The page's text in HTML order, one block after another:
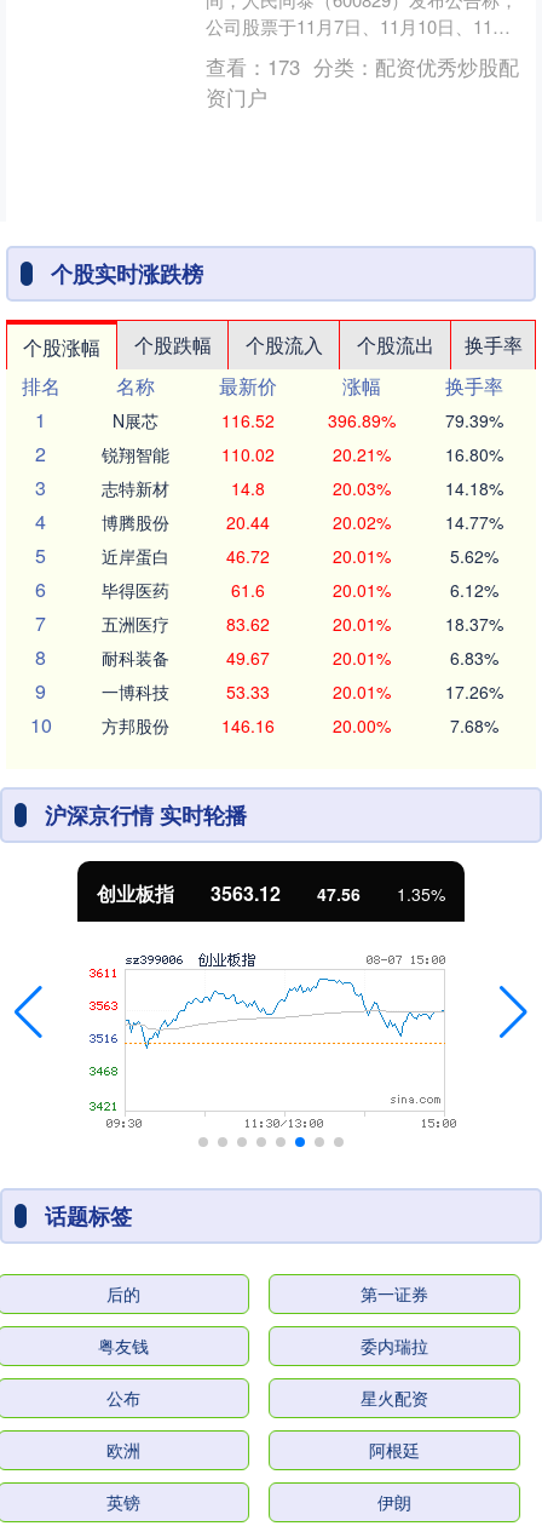
公司股票于11月7日、11月10日、11月
11日连续3个交易日内日收盘价格涨幅
偏离值....
查看： 173 分类： 配资优秀炒股配
资门户
个股实时涨跌榜
个股涨幅 个股跌幅 个股流入 个股流出
换手率
排名
名称 最新价 涨幅
换手率
1
N展芯 116.52 396.89% 79.39%
2 锐翔智能 110.02 20.21% 16.80%
3 志特新材 14.8 20.03% 14.18%
4 博腾股份 20.44 20.02% 14.77%
5 近岸蛋白 46.72 20.01% 5.62%
6 毕得医药 61.6 20.01% 6.12%
7 五洲医疗 83.62 20.01% 18.37%
8 耐科装备 49.67 20.01% 6.83%
9 一博科技 53.33 20.01% 17.26%
10 方邦股份 146.16 20.00% 7.68%
沪深京行情 实时轮播
基金指数 7242.10 12.30 0.17%
话题标签
后的 第一证券
粤友钱 委内瑞拉
公布 星火配资
欧洲 阿根廷
英镑 伊朗